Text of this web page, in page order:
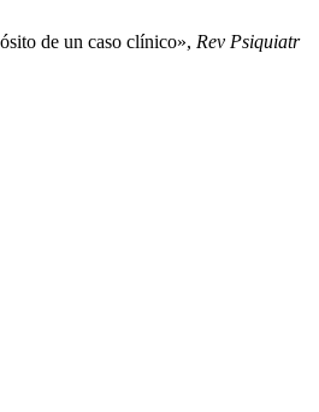
de un caso clínico», Rev Psiquiatr